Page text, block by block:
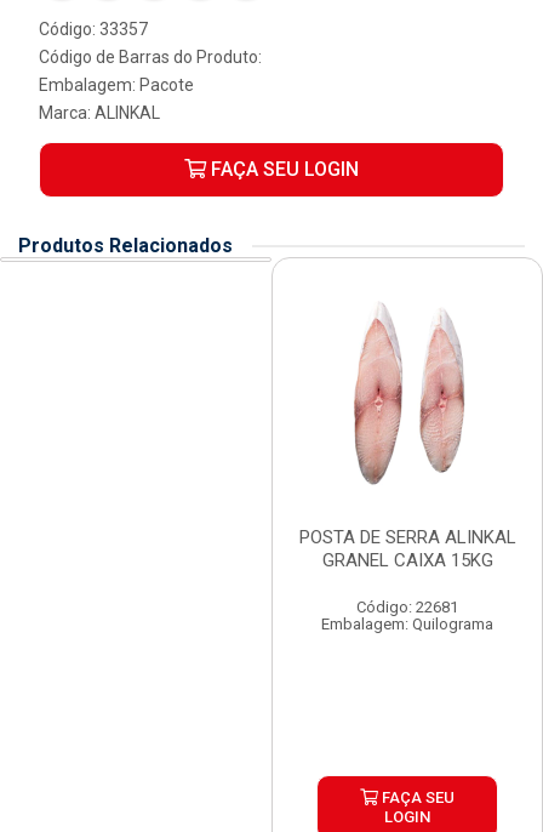
Código: 33357
Código de Barras do Produto:
Embalagem: Pacote
Marca: ALINKAL
FAÇA SEU LOGIN
Produtos Relacionados
POSTA DE SERRA ALINKAL
GRANEL CAIXA 15KG
Código: 22681
Embalagem: Quilograma
FAÇA SEU
LOGIN